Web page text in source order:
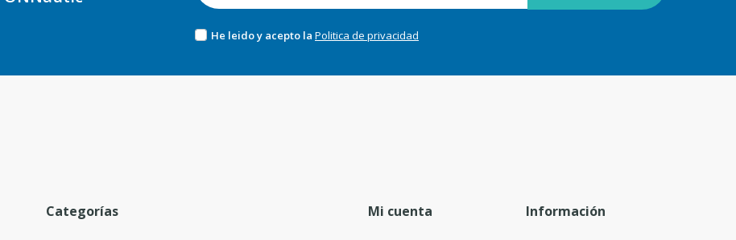
He leido y acepto la Politica de privacidad
Categorías Mi cuenta Información